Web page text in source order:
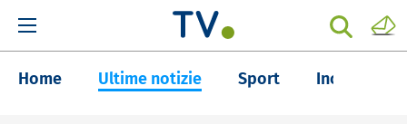
Home Ultime notizie Sport Inchieste